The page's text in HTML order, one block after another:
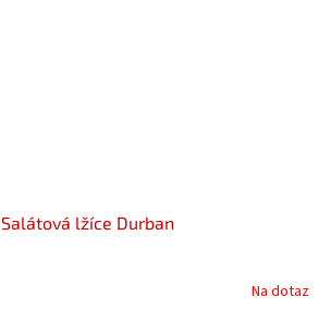
Salátová lžíce Durban
Na dotaz